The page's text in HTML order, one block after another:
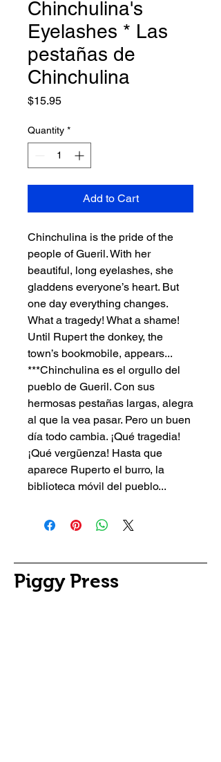
Chinchulina's
Eyelashes * Las
pestañas de
Chinchulina
$15.95Price
Quantity *
Add to Cart
Chinchulina is the pride of the
people of Gueril. With her
beautiful, long eyelashes, she
gladdens everyone’s heart. But
one day everything changes.
What a tragedy! What a shame!
Until Rupert the donkey, the
town’s bookmobile, appears...
***Chinchulina es el orgullo del
pueblo de Gueril. Con sus
hermosas pestañas largas, alegra
al que la vea pasar. Pero un buen
día todo cambia. ¡Qué tragedia!
¡Qué vergüenza! Hasta que
aparece Ruperto el burro, la
biblioteca móvil del pueblo...
Piggy Press